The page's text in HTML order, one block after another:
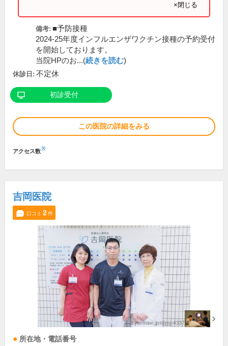
×閉じる
備考: ■予防接種
2024-25年度インフルエンザワクチン接種の予約受付
を開始しております。
当院HPのお...(続きを読む)
休診日: 不定休
初診受付
この医院の詳細をみる
アクセス数※
吉岡医院
口コミ 2件
所在地・電話番号